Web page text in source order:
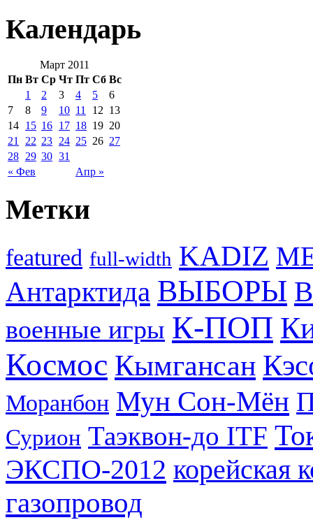
Календарь
Март 2011
Пн Вт Ср Чт Пт Сб Вс
« Фев Апр »
1 2 3 4 5
6
7
8 9 10 11 12 13
14 15 16 17 18 19 20
21
22 23 24 25 26 27
28 29 30 31
Метки
featured full-width KADIZ
Антарктида ВЫБОРЫ
военные игры К-ПОП
Космос Кымгансан
Моранбон Мун Сон-Мён
Сурион Таэквон-до ITF
ЭКСПО-2012 корейская
газопровод